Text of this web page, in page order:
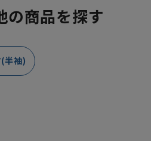
の商品を探す
(半袖)